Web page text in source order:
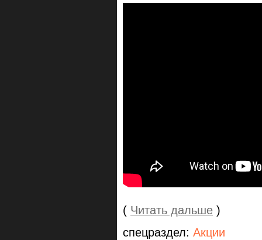
( Читать дальше )
спецраздел: Акции